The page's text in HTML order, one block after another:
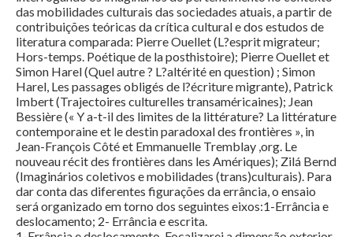
das mobilidades culturais das sociedades atuais, a partir de
contribuições teóricas da crítica cultural e dos estudos de
literatura comparada: Pierre Ouellet (L?esprit migrateur;
Hors-temps. Poétique de la posthistoire); Pierre Ouellet et
Simon Harel (Quel autre ? L?altérité en question) ; Simon
Harel, Les passages obligés de l?écriture migrante), Patrick
Imbert (Trajectoires culturelles transaméricaines); Jean
Bessière (« Y a-t-il des limites de la littérature? La littérature
contemporaine et le destin paradoxal des frontières », in
Jean-François Côté et Emmanuelle Tremblay ,org. Le
nouveau récit des frontières dans les Amériques); Zilá Bernd
(Imaginários coletivos e mobilidades (trans)culturais). Para
dar conta das diferentes figurações da errância, o ensaio
será organizado em torno dos seguintes eixos:1-Errância e
deslocamento; 2- Errância e escrita.